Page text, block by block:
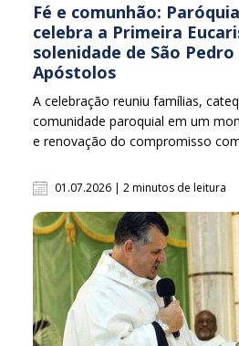
Fé e comunhão:
celebra a Primeira
solenidade de São Pedro
Apóstolos
A celebração reuniu famílias,
comunidade paroquial em um
e renovação do compromisso
01.07.2026 | 2 minutos de leitura